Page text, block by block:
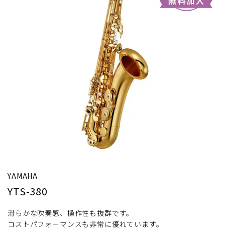
YAMAHA
YTS-380
滑らかな吹奏感、操作性も抜群です。
コストパフォーマンスも非常に優れています。